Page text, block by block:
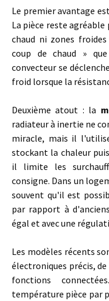
Le premier avantage
La pièce reste
chaud ni zones
coup de chaud »
convecteur se
froid lorsque la
Deuxième atout : la
radiateur à inertie ne
miracle, mais il
stockant la chaleur
il limite les
consigne. Dans un
souvent qu'il est
par rapport à
égal et avec une
Les modèles récents
électroniques précis,
fonctions
température pièce par